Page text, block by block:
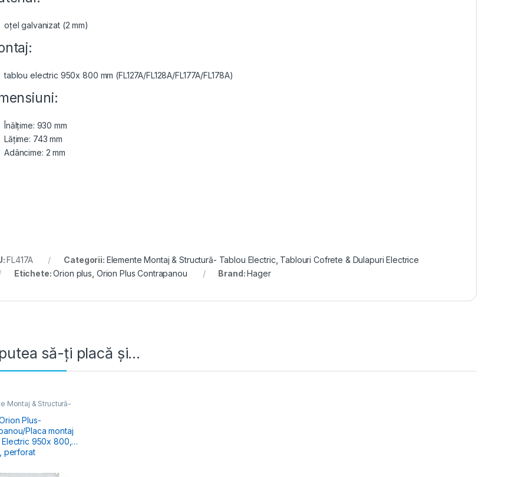
oțel galvanizat (2 mm)
tablou electric 950x 800 mm (FL127A/FL128A/FL177A/FL178A)
Înălțime: 930 mm
Lățime: 743 mm
Adâncime: 2 mm
FL417A Categorii: Elemente Montaj & Structură- Tablou Electric, Tablouri Cofrete & Dulapuri Electrice
Etichete:Orion plus, Orion Plus Contrapanou Brand:Hager
să-ți placă și…
Montaj & Structură-
Tablouri Cofrete
Electrice
Plus-
Placa montaj
950x 800,
perforat